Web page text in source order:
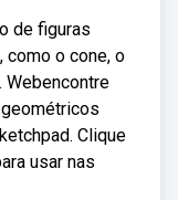
de figuras
o cone, o
Webencontre
Clique
usar nas